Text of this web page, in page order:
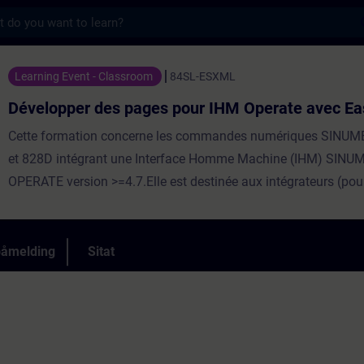
pages pour IHM Operate avec Easy
Learning Event - Classroom 84SL-ESXML
Développer des pages pour IHM Operate avec
Cette formation concerne les commandes numériques
et 828D intégrant une Interface Homme Machine (IHM)
OPERATE version >=4.7.Elle est destinée aux intégrateurs
pièce ou encore par l’automate. .Répartition50% Théorie, 50%
PratiqueParticipants max8Evaluation des acquisOuiEligible
Sitat